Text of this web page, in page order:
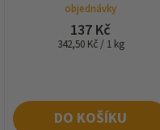
objednávky
137 Kč
Měrná
342,50 Kč / 1 kg
DO KOŠÍKU